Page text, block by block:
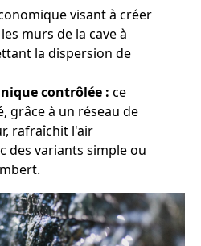
visant à créer
murs de la cave à
la dispersion de
contrôlée : ce
grâce à un réseau de
rafraîchit l'air
des variants simple ou